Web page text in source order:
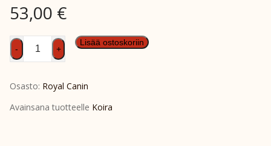
53,00 €
RC
Dog
Anallergenic
Small
- +
Lisää ostoskoriin
Osasto: Royal Canin
Avainsana tuotteelle Koira